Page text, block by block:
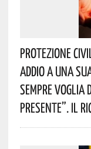
Protezione
Addio A Una
Sempre Voglia
Presente”. Il